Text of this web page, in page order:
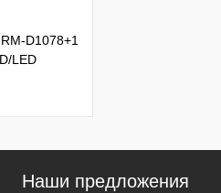
D1078+1
LED
Наши предложения